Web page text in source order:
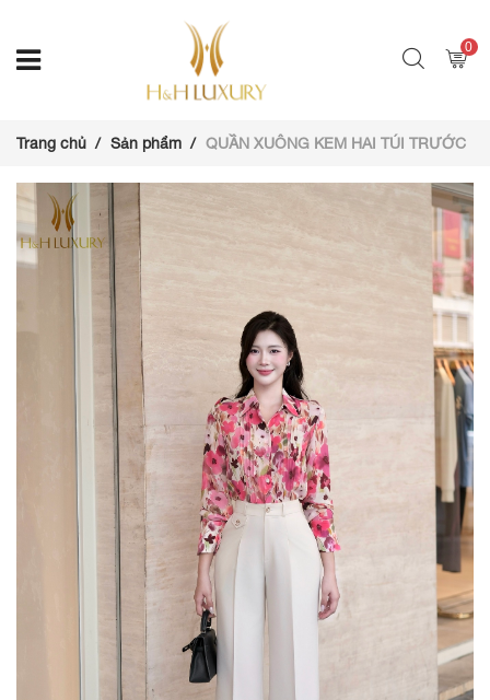
0
Trang chủ Sản phẩm QUẦN XUÔNG KEM HAI TÚI TRƯỚC